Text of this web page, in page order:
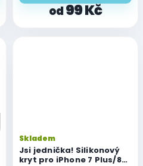
od99 Kč
Jsi jednička! Silikonový
kryt pro iPhone 7 Plus/8
Skladem